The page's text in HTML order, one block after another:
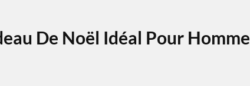
De Noël Idéal Pour Homme